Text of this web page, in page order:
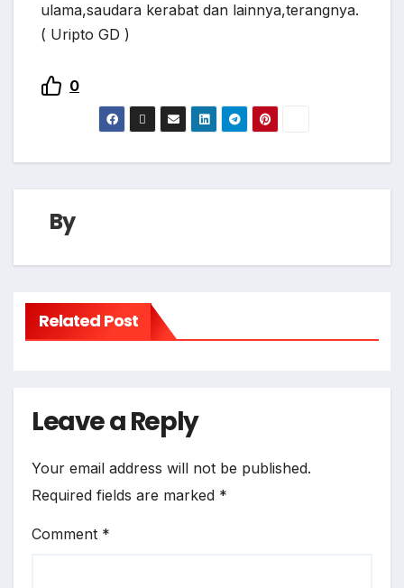
ulama,saudara kerabat dan lainnya,terangnya.
( Uripto GD )
0
By
Related Post
Leave a Reply
Your email address will not be published.
Required fields are marked *
Comment *